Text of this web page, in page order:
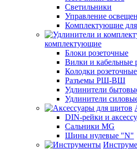
Светильники
Управление
Комплектующие для
комплектующие
Блоки розеточные
Вилки и кабельные
Колодки розеточные
Разъемы РШ-ВШ
Удлинители
Удлинители
DIN-рейки и
Сальники MG
Шины нулевые "N"